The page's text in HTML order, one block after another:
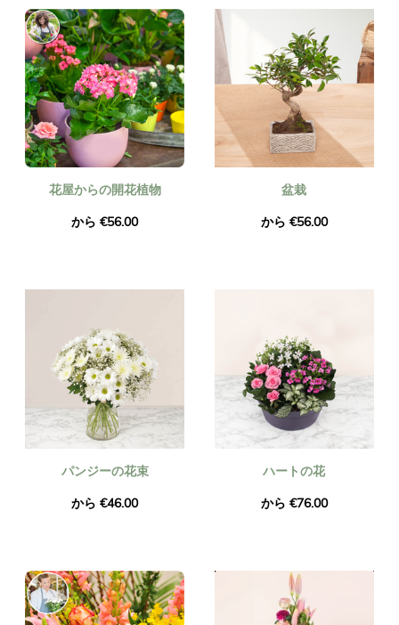
花屋からの開花植物
から €56.00
盆栽
から €56.00
パンジーの花束
から €46.00
ハートの花
から €76.00